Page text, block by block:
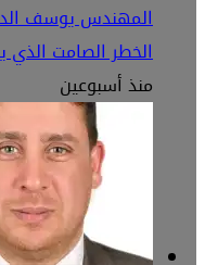
المهندس يوسف
الخطر الصامت الذي
منذ أسبوعين